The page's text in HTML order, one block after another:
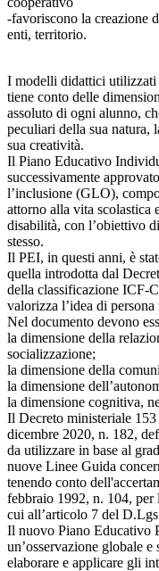
-favoriscono la creazione
enti, territorio.
I modelli didattici utilizzati
tiene conto delle
assoluto di ogni alunno,
peculiari della sua natura,
sua creatività.
Il Piano Educativo
successivamente
l’inclusione (GLO),
attorno alla vita scolastica
disabilità, con l’obiettivo
stesso.
Il PEI, in questi anni, è
quella introdotta dal
della classificazione ICF-
valorizza l’idea di
Nel documento devono
la dimensione della
socializzazione;
la dimensione della
la dimensione
la dimensione cognitiva,
Il Decreto ministeriale
dicembre 2020, n. 182,
da utilizzare in base al
nuove Linee Guida
tenendo conto
febbraio 1992, n. 104, per
cui all’articolo 7 del
Il nuovo Piano Educativo
un’osservazione globale
elaborare e applicare gli